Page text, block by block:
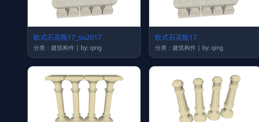
欧式石花瓶17_su2017
分类：建筑构件 | by: qing
欧式石花瓶17
分类：建筑构件 | by: qing